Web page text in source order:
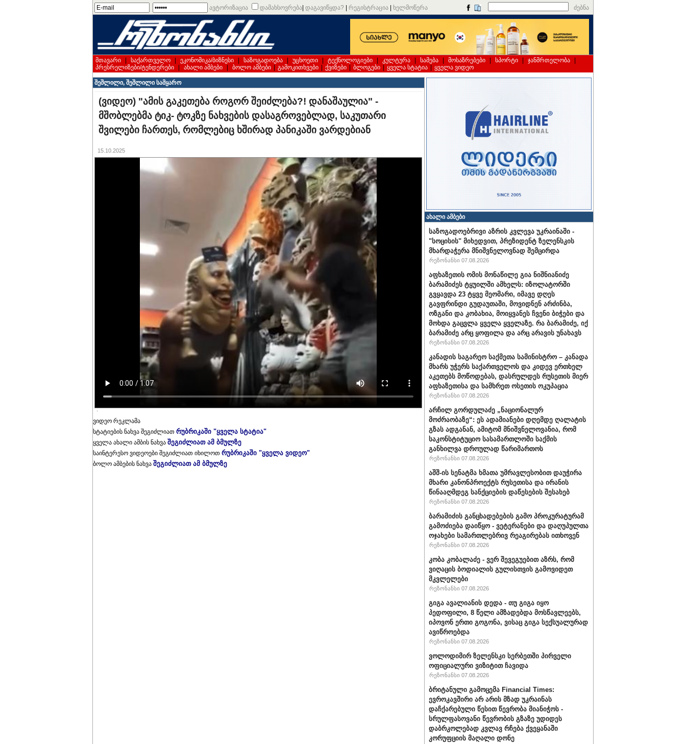
ავტორიზაცია დამახსოვრება დაგავიწყდა? რეგისტრაცია ხელმოწერა ძებნა
მთავარი საქართველო ეკონომიკა/ბიზნესი საზოგადოება უცხოეთი ტექნოლოგიები კულტურა სამება მოსაზრებები სპორტი ჯანმრთელობა
პრესრელიზები/ტენდერები
ახალი ამბები ბოლო ამბები გამოკითხვები ქვიზები ბლოგები ყველა სტატია ყველა ვიდეო
შეშლილი, შეშლილი სამყარო
(ვიდეო) "ამის გაკეთება როგორ შეიძლება?! დანაშაულია" -
მშობლებმა ტიკ- ტოკზე ნახვების დასაგროვებლად, საკუთარი
შვილები ჩართეს, რომლებიც ხშირად პანიკაში ვარდებიან
15.10.2025
ვიდეო რეკლამა
სტატიების ნახვა შეგიძლიათ რუბრიკაში "ყველა სტატია"
ყველა ახალი ამბის ნახვა შეგიძლიათ ამ ბმულზე
საინტერესო ვიდეოები შეგიძლიათ იხილოთ რუბრიკაში "ყველა ვიდეო"
ბოლო ამბების ნახვა შეგიძლიათ ამ ბმულზე
ახალი ამბები
საზოგადოებრივი აზრის კვლევა უკრაინაში -
"სოცისის" მიხედვით, პრეზიდენტ ზელენსკის
მხარდაჭერა მნიშვნელოვნად შემცირდა
რეზონანსი 07.08.2026
აფხაზეთის ომის მონაწილე გია ნიშნიანიძე
ბარამიძეს ტყუილში ამხელს: იზოლატორში
გვყავდა 23 ტყვე მეომარი, იმავე დღეს
გავფრინდი გუდაუთაში, მოვიდნენ არძინბა,
ოზგანი და კობახია, მოიყვანეს ჩვენი ბიჭები და
მოხდა გაცვლა ყველა ყველაზე. რა ბარამიძე, იქ
ბარამიძე არც ყოფილა და არც არავის უნახავს
რეზონანსი 07.08.2026
კანადის საგარეო საქმეთა სამინისტრო – კანადა
მხარს უჭერს საქართველოს და კიდევ ერთხელ
აკეთებს მოწოდებას, დასრულდეს რუსეთის მიერ
აფხაზეთისა და სამხრეთ ოსეთის ოკუპაცია
რეზონანსი 07.08.2026
არჩილ გორდულაძე „ნაციონალურ
მოძრაობაზე“: ეს ადამიანები დღემდე ღალატის
გზას ადგანან, ამიტომ მნიშვნელოვანია, რომ
საკონსტიტუციო სასამართლოში საქმის
განხილვა დროულად წარიმართოს
რეზონანსი 07.08.2026
აშშ-ის სენატმა ხმათა უმრავლესობით დაუჭირა
მხარი კანონპროექტს რუსეთისა და ირანის
წინააღმდეგ სანქციების დაწესების შესახებ
რეზონანსი 07.08.2026
ბარამიძის განცხადებების გამო პროკურატურამ
გამოძიება დაიწყო - ვეტერანები და დაღუპულთა
ოჯახები სამართლებრივ რეაგირებას ითხოვენ
რეზონანსი 07.08.2026
კობა კობალაძე - ვერ შევეგუებით აზრს, რომ
ვიღაცის ბოდიალის გულისთვის გამოვიდეთ
მკვლელები
რეზონანსი 07.08.2026
გიგა ავალიანის დედა - თუ გიგა იყო
პედოფილი, 8 წელი ამზადებდა მოსწავლეებს,
იპოვონ ერთი გოგონა, ვისაც გიგა სექსუალურად
ავიწროებდა
რეზონანსი 07.08.2026
ვოლოდიმირ ზელენსკი სერბეთში პირველი
ოფიციალური ვიზიტით ჩავიდა
რეზონანსი 07.08.2026
ბრიტანული გამოცემა Financial Times:
ევროკავშირი არ არის მზად უკრაინას
დაჩქარებული წესით წევრობა მიანიჭოს -
სრულფასოვანი წევრობის გზაზე უდიდეს
დაბრკოლებად კვლავ რჩება ქვეყანაში
კორუფციის მაღალი დონე